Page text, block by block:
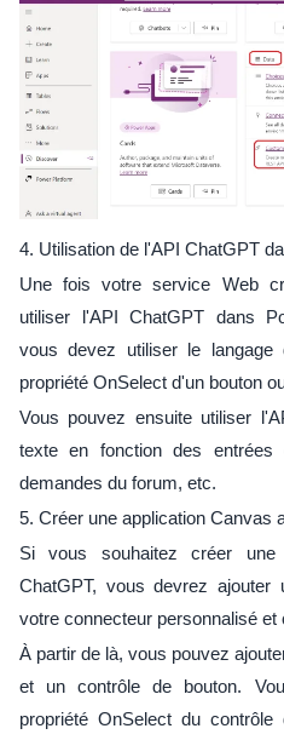
4. Utilisation de l'API ChatGPT
Une fois votre service Web
utiliser l'API ChatGPT dans
vous devez utiliser le
propriété OnSelect d'un bouton
Vous pouvez ensuite utiliser
texte en fonction des entrées
demandes du forum, etc.
5. Créer une application Canvas
Si vous souhaitez créer
ChatGPT, vous devrez ajouter
votre connecteur personnalisé et
À partir de là, vous pouvez
et un contrôle de bouton.
propriété OnSelect du